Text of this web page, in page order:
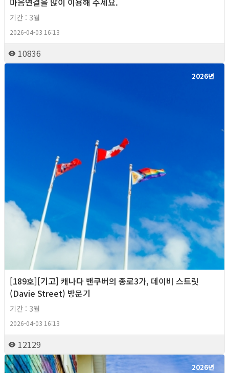
기간 : 3월
2026-04-03 16:13
10836
2026년
[189호][기고] 캐나다 밴쿠버의 종로3가, 데이비 스트릿
(Davie Street) 방문기
기간 : 3월
2026-04-03 16:13
12129
2026년